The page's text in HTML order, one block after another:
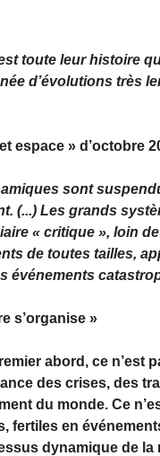
toute leur histoire
d’évolutions très
espace » d’octobre
sont
(...) Les grands
« critique », loin
de toutes tailles,
événements
s’organise »
abord, ce n’est
des crises, des
du monde. Ce
fertiles en
dynamique de